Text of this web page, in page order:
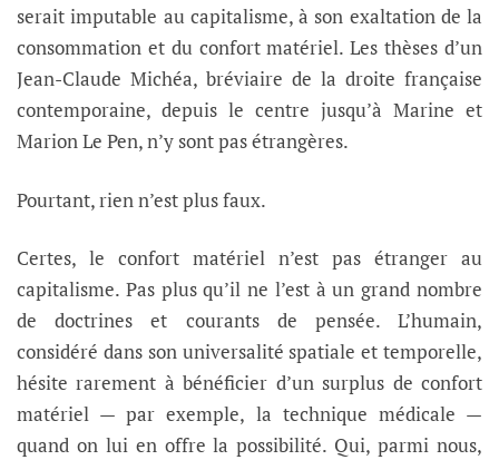
serait imputable au capitalisme, à son exaltation de la
consommation et du confort matériel. Les thèses d’un
Jean-Claude Michéa, bréviaire de la droite française
contemporaine, depuis le centre jusqu’à Marine et
Marion Le Pen, n’y sont pas étrangères.
Pourtant, rien n’est plus faux.
Certes, le confort matériel n’est pas étranger au
capitalisme. Pas plus qu’il ne l’est à un grand nombre
de doctrines et courants de pensée. L’humain,
considéré dans son universalité spatiale et temporelle,
hésite rarement à bénéficier d’un surplus de confort
matériel — par exemple, la technique médicale —
quand on lui en offre la possibilité. Qui, parmi nous,